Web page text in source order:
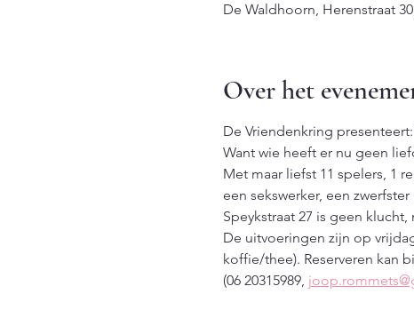
De Waldhoorn, Herenstraat
Over het
De Vriendenkring
Want wie heeft er nu geen
Met maar liefst 11 spelers, 1
een sekswerker, een
Speykstraat 27 is geen
De uitvoeringen zijn op
koffie/thee). Reserveren kan
(06 20315989,